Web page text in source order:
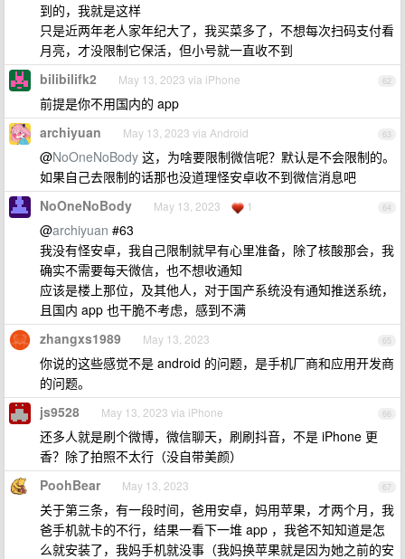
到的，我就是这样
只是近两年老人家年纪大了，我买菜多了，不想每次扫码支付看
月亮，才没限制它保活，但小号就一直收不到
62
bilibilifk2 May 13, 2023 via iPhone
前提是你不用国内的 app
63
archiyuan May 13, 2023 via Android
@NoOneNoBody 这，为啥要限制微信呢？默认是不会限制的。
如果自己去限制的话那也没道理怪安卓收不到微信消息吧
64
NoOneNoBody May 13, 2023 1
@archiyuan #63
我没有怪安卓，我自己限制就早有心里准备，除了核酸那会，我
确实不需要每天微信，也不想收通知
应该是楼上那位，及其他人，对于国产系统没有通知推送系统，
且国内 app 也干脆不考虑，感到不满
65
zhangxs1989 May 13, 2023
你说的这些感觉不是 android 的问题，是手机厂商和应用开发商
的问题。
66
js9528 May 13, 2023 via iPhone
还多人就是刷个微博，微信聊天，刷刷抖音，不是 iPhone 更
香？除了拍照不太行（没自带美颜）
67
PoohBear May 13, 2023
关于第三条，有一段时间，爸用安卓，妈用苹果，才两个月，我
爸手机就卡的不行，结果一看下一堆 app ，我爸不知知道是怎
么就安装了，我妈手机就没事（我妈换苹果就是因为她之前的安